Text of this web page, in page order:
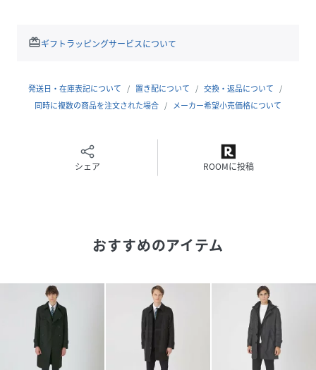
なマイクロピーチ加工を施すことで上質で柔らかな肌触りを
本来の風合いを損なわずにはっ水性を付帯。非常に軽量かつ
しなやかな素材に仕上げています。
リエステル100% 中わた ポリエステル100% 裏
サイズ S、M、L、LL、3L
品番
QQ5637_09
51A01611---09-S QQ5637
redeemギフトラッピングサービスについて
発送日・在庫表記について 置き配について
交換・返品について
同時に複数の商品を注文された場合
メーカー希望小売価格について
シェア ROOMに投稿
おすすめのアイテム